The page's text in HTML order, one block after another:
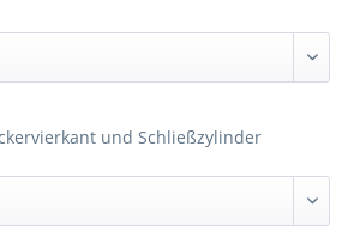
und Schließzylinder